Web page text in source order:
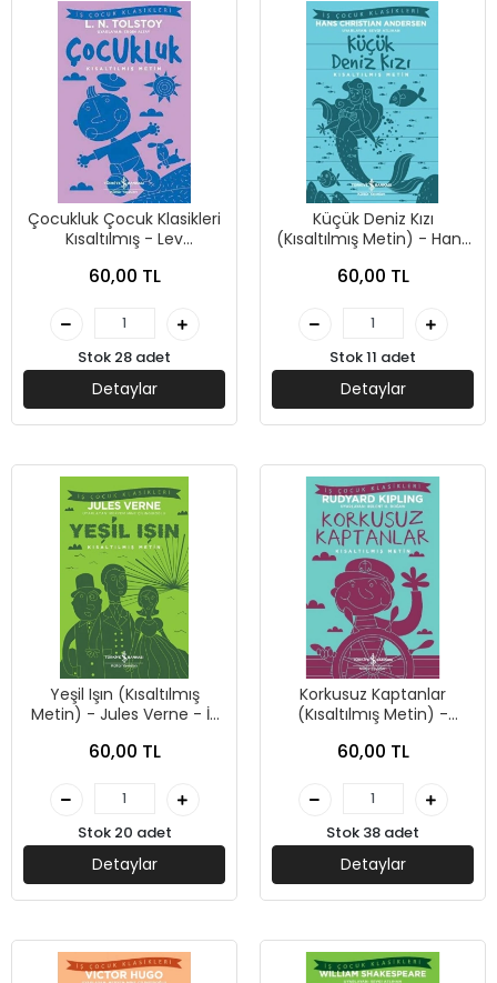
Çocukluk Çocuk Klasikleri
Kısaltılmış - Lev
Bankası Kültür Yayınları
60,00 TL
Stok 28 adet
Detaylar
Küçük Deniz Kızı
(Kısaltılmış Metin) - Hans
Bankası Kültür Yayınları
60,00 TL
Stok 11 adet
Detaylar
Yeşil Işın (Kısaltılmış
Metin) - Jules Verne - İş
60,00 TL
Stok 20 adet
Detaylar
Korkusuz Kaptanlar
(Kısaltılmış Metin) -
İş Bankası Kültür Yayınları
60,00 TL
Stok 38 adet
Detaylar